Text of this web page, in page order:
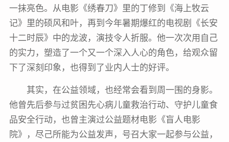
一抹亮色。从电影《绣春刀》里的丁修到《海上牧云
记》里的硕风和叶，再到今年暑期爆红的电视剧《长安
十二时辰》中的龙波，演技令人折服。他一次次用自己
的实力，塑造了一个又一个深入人心的角色，给观众留
下了深刻印象，也得到了业内人士的好评。
其实，在公益领域，也经常会看到周一围的身影。
他曾先后参与过贫困先心病儿童救治行动、守护儿童食
品安全行动，也曾主演过公益题材电影《盲人电影
院》，尽己所能为公益发声，号召大家一起参与公益，